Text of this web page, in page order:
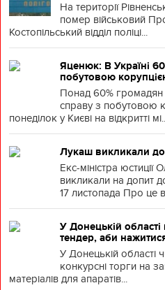
На території
помер військовий
Костопільський відділ поліці...
Яценюк: В Україні
побутовою
Понад 60%
справу з побутовою
понеділок у Києві на відкритті
Лукаш викликали
Екс-міністра
викликали на допит
17 листопада Про це
У Донецькій
тендер, аби
У Донецькій області
конкурсні торги на
матеріалів для апаратів...